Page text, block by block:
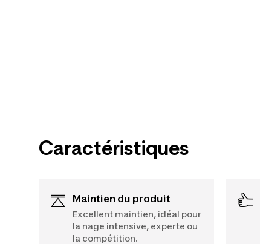
Caractéristiques
Maintien du produit
Excellent maintien, idéal pour
la nage intensive, experte ou
la compétition.